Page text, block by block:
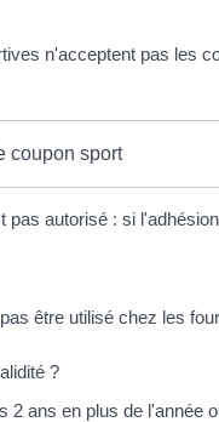
n'acceptent pas les
coupon sport
pas autorisé : si
être utilisé chez les
?
2 ans en plus de l'année